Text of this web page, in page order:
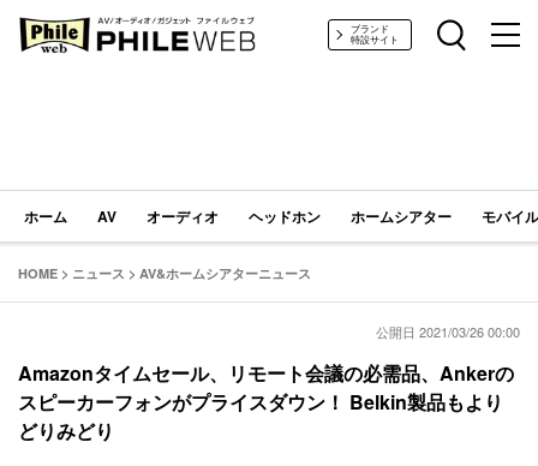
PHILE WEB｜AV/オーディオ/ガジェットブランド
特設サイト
ホーム AV オーディオ ヘッドホン ホームシアター モバイ
HOME > ニュース > AV&ホームシアターニュース
公開日 2021/03/26 00:00
Amazonタイムセール、リモート会議の必需品、Ankerの
スピーカーフォンがプライスダウン！ Belkin製品もより
どりみどり